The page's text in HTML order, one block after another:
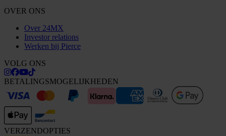
OVER ONS
Over 24MX
Investor relations
Werken bij Pierce
VOLG ONS
BETALINGSMOGELIJKHEDEN
VERZENDOPTIES